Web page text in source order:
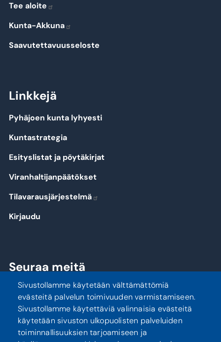
Tee aloite
Kunta-Akkuna
Saavutettavuusseloste
Linkkejä
Pyhäjoen kunta lyhyesti
Kuntastrategia
Esityslistat ja pöytäkirjat
Viranhaltijanpäätökset
Tilavarausjärjestelmä
Kirjaudu
Seuraa meitä
Sivustollamme käytetään välttämättömiä
evästeitä palvelun toimivuuden varmistamiseen.
Sivustollamme käytettäviä valinnaisia evästeitä
käytetään sivuston ulkopuolisten palveluiden
toiminnallisuuksien tarjoamiseen ja